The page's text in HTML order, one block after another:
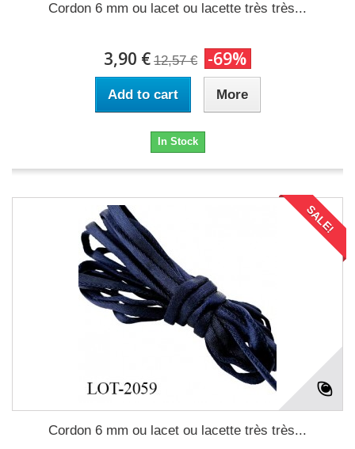
Cordon 6 mm ou lacet ou lacette très très...
3,90 € 12,57 € -69%
Add to cart More
In Stock
SALE!
Cordon 6 mm ou lacet ou lacette très très...